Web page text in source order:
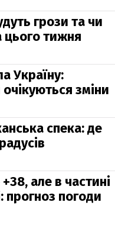
грози та чи
цього тижня
Україну:
зміни
спека: де
але в частині
прогноз погоди